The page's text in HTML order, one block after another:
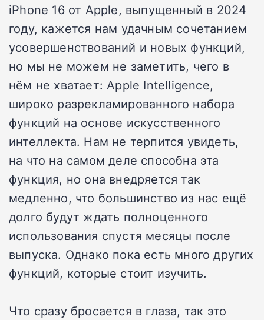
iPhone 16 от Apple, выпущенный в 2024
году, кажется нам удачным сочетанием
усовершенствований и новых функций,
но мы не можем не заметить, чего в
нём не хватает: Apple Intelligence,
широко разрекламированного набора
функций на основе искусственного
интеллекта. Нам не терпится увидеть,
на что на самом деле способна эта
функция, но она внедряется так
медленно, что большинство из нас ещё
долго будут ждать полноценного
использования спустя месяцы после
выпуска. Однако пока есть много других
функций, которые стоит изучить.
Что сразу бросается в глаза, так это